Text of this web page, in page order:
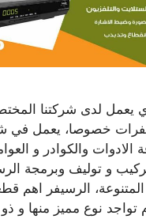
يعمل لدى شركتنا
خصوصا، يعمل في
الادوات والكوادر و
و توليف وبرمجة
المتنوعة، الرسيفر اهم
تواجد نوع مميز منها و